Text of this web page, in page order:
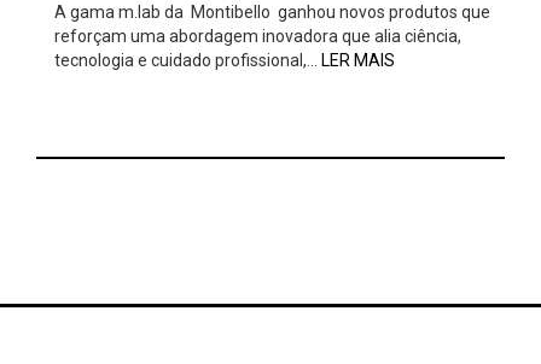
A gama m.lab da Montibello ganhou novos produtos que
reforçam uma abordagem inovadora que alia ciência,
tecnologia e cuidado profissional,…
LER MAIS